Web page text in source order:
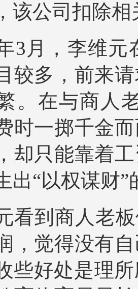
该公司扣除
3月，李维
较多，前来
。在与商人
时一掷千金
却只能靠着
出“以权谋财”
看到商人老
，觉得没有
些好处是理